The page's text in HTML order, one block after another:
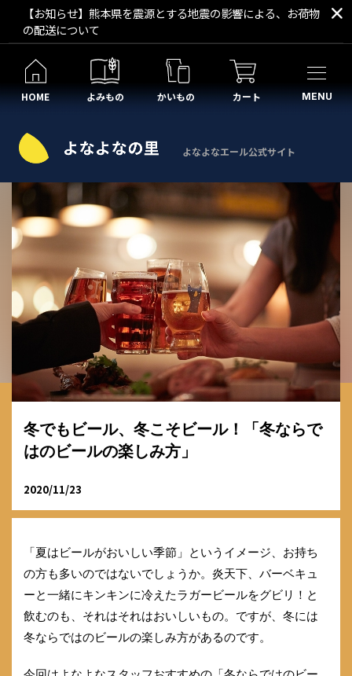
【お知らせ】熊本県を震源とする地震の影響による、お荷物
の配送について
HOME よみもの かいもの カート MENU
よなよなエール公式サイト
冬でもビール、冬こそビール！「冬ならで
はのビールの楽しみ方」
2020/11/23
「夏はビールがおいしい季節」というイメージ、お持ち
の方も多いのではないでしょうか。炎天下、バーベキュ
ーと一緒にキンキンに冷えたラガービールをグビリ！と
飲むのも、それはそれはおいしいもの。ですが、冬には
冬ならではのビールの楽しみ方があるのです。